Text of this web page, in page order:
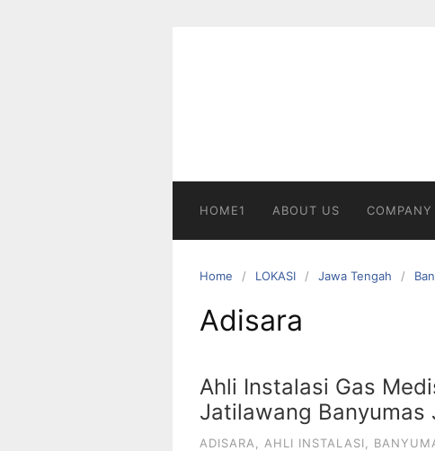
HOME1 ABOUT US COMPANY
Home LOKASI Jawa Tengah
Adisara
Ahli Instalasi Gas
Jatilawang Banyumas
ADISARA AHLI INSTALASI